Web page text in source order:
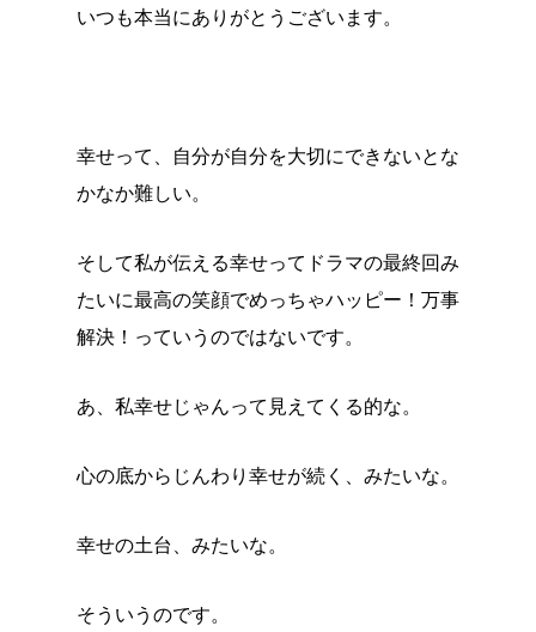
いつも本当にありがとうございます。
幸せって、自分が自分を大切にできないとな
かなか難しい。
そして私が伝える幸せってドラマの最終回み
たいに最高の笑顔でめっちゃハッピー！万事
解決！っていうのではないです。
あ、私幸せじゃんって見えてくる的な。
心の底からじんわり幸せが続く、みたいな。
幸せの土台、みたいな。
そういうのです。